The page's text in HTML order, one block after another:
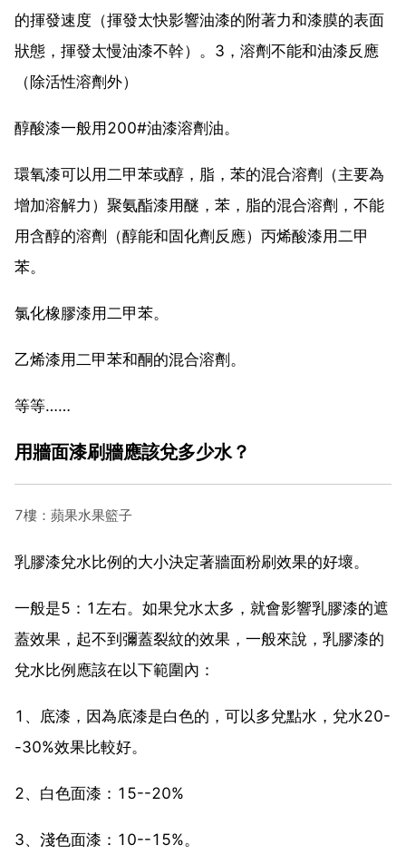
的揮發速度（揮發太快影響油漆的附著力和漆膜的表面
狀態，揮發太慢油漆不幹）。3，溶劑不能和油漆反應
（除活性溶劑外）
醇酸漆一般用200#油漆溶劑油。
環氧漆可以用二甲苯或醇，脂，苯的混合溶劑（主要為
增加溶解力）聚氨酯漆用醚，苯，脂的混合溶劑，不能
用含醇的溶劑（醇能和固化劑反應）丙烯酸漆用二甲
苯。
氯化橡膠漆用二甲苯。
乙烯漆用二甲苯和酮的混合溶劑。
等等……
用牆面漆刷牆應該兌多少水？
7樓：蘋果水果籃子
乳膠漆兌水比例的大小決定著牆面粉刷效果的好壞。
一般是5：1左右。如果兌水太多，就會影響乳膠漆的遮
蓋效果，起不到彌蓋裂紋的效果，一般來說，乳膠漆的
兌水比例應該在以下範圍內：
1、底漆，因為底漆是白色的，可以多兌點水，兌水20-
-30%效果比較好。
2、白色面漆：15--20%
3、淺色面漆：10--15%。